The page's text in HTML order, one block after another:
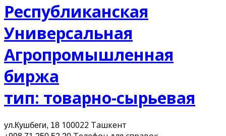
Республиканская
Универсальная
Агропромышленная
биржа
тип: товарно-сырьевая
ул.Кушбеги, 18 100022 Ташкент